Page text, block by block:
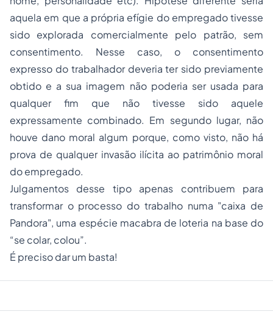
aquela em que a própria efígie do empregado tivesse
sido explorada comercialmente pelo patrão, sem
consentimento. Nesse caso, o consentimento
expresso do trabalhador deveria ter sido previamente
obtido e a sua imagem não poderia ser usada para
qualquer fim que não tivesse sido aquele
expressamente combinado. Em segundo lugar, não
houve dano moral algum porque, como visto, não há
prova de qualquer invasão ilícita ao patrimônio moral
do empregado.
Julgamentos desse tipo apenas contribuem para
transformar o processo do trabalho numa "caixa de
Pandora", uma espécie macabra de loteria na base do
“se colar, colou”.
É preciso dar um basta!